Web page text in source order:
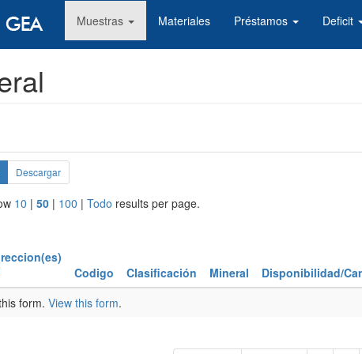
Muestras Materiales Préstamos Deficit
(solapa
activa)
Descargar
10 | 50 | 100 | Todo results per page.
Codigo Clasificación Mineral Disponibilidad/
form. View this form.